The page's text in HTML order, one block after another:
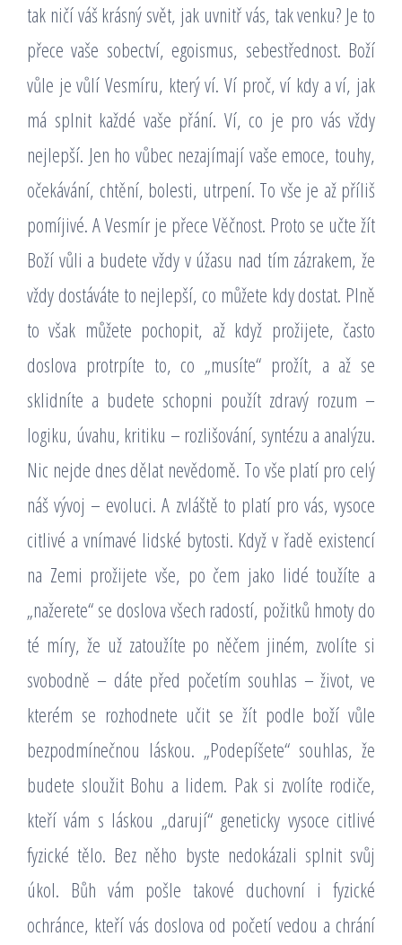
tak ničí váš krásný svět, jak uvnitř vás, tak venku? Je to
přece vaše sobectví, egoismus, sebestřednost. Boží
vůle je vůlí Vesmíru, který ví. Ví proč, ví kdy a ví, jak
má splnit každé vaše přání. Ví, co je pro vás vždy
nejlepší. Jen ho vůbec nezajímají vaše emoce, touhy,
očekávání, chtění, bolesti, utrpení. To vše je až příliš
pomíjivé. A Vesmír je přece Věčnost. Proto se učte žít
Boží vůli a budete vždy v úžasu nad tím zázrakem, že
vždy dostáváte to nejlepší, co můžete kdy dostat. Plně
to však můžete pochopit, až když prožijete, často
doslova protrpíte to, co „musíte“ prožít, a až se
sklidníte a budete schopni použít zdravý rozum –
logiku, úvahu, kritiku – rozlišování, syntézu a analýzu.
Nic nejde dnes dělat nevědomě. To vše platí pro celý
náš vývoj – evoluci. A zvláště to platí pro vás, vysoce
citlivé a vnímavé lidské bytosti. Když v řadě existencí
na Zemi prožijete vše, po čem jako lidé toužíte a
„nažerete“ se doslova všech radostí, požitků hmoty do
té míry, že už zatoužíte po něčem jiném, zvolíte si
svobodně – dáte před početím souhlas – život, ve
kterém se rozhodnete učit se žít podle boží vůle
bezpodmínečnou láskou. „Podepíšete“ souhlas, že
budete sloužit Bohu a lidem. Pak si zvolíte rodiče,
kteří vám s láskou „darují“ geneticky vysoce citlivé
fyzické tělo. Bez něho byste nedokázali splnit svůj
úkol. Bůh vám pošle takové duchovní i fyzické
ochránce, kteří vás doslova od početí vedou a chrání